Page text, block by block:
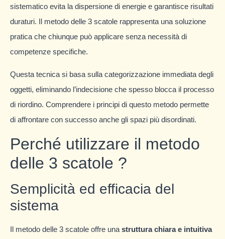
sistematico evita la dispersione di energie e garantisce risultati
duraturi. Il metodo delle 3 scatole rappresenta una soluzione
pratica che chiunque può applicare senza necessità di
competenze specifiche.
Questa tecnica si basa sulla categorizzazione immediata degli
oggetti, eliminando l’indecisione che spesso blocca il processo
di riordino. Comprendere i principi di questo metodo permette
di affrontare con successo anche gli spazi più disordinati.
Perché utilizzare il metodo
delle 3 scatole ?
Semplicità ed efficacia del
sistema
Il metodo delle 3 scatole offre una struttura chiara e intuitiva